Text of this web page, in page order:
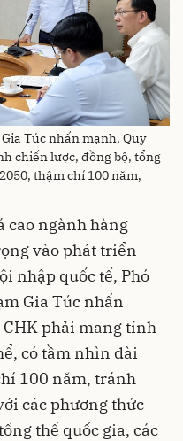
Túc nhấn mạnh, Quy
chiến lược, đồng bộ, tổng
thậm chí 100 năm,
cao ngành hàng
vào phát triển
nhập quốc tế, Phó
Gia Túc nhấn
phải mang tính
có tầm nhìn dài
100 năm, tránh
các phương thức
thể quốc gia, các